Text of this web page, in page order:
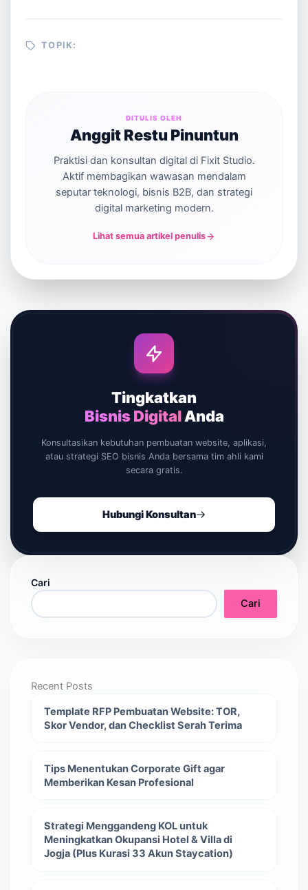
TOPIK:
DITULIS OLEH
Anggit Restu Pinuntun
Praktisi dan konsultan digital di Fixit Studio.
Aktif membagikan wawasan mendalam
seputar teknologi, bisnis B2B, dan strategi
digital marketing modern.
Lihat semua artikel penulis
Tingkatkan
Bisnis DigitalAnda
Konsultasikan kebutuhan pembuatan website, aplikasi,
atau strategi SEO bisnis Anda bersama tim ahli kami
secara gratis.
Hubungi Konsultan
Cari
Cari
Recent Posts
Template RFP Pembuatan Website: TOR,
Skor Vendor, dan Checklist Serah Terima
Tips Menentukan Corporate Gift agar
Memberikan Kesan Profesional
Strategi Menggandeng KOL untuk
Meningkatkan Okupansi Hotel & Villa di
Jogja (Plus Kurasi 33 Akun Staycation)